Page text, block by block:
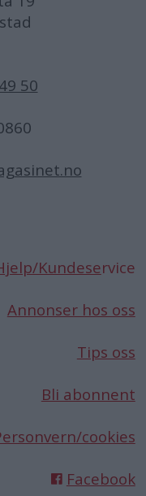
50
Kundeservice
Annonser hos oss
Tips oss
Bli abonnent
cookies
Facebook